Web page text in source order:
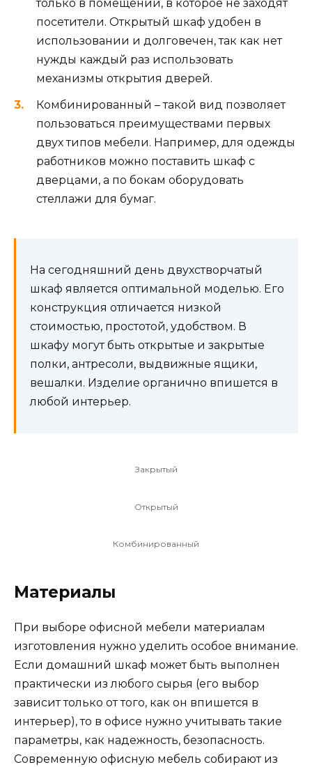
только в помещении, в которое не заходят
посетители. Открытый шкаф удобен в
использовании и долговечен, так как нет
нужды каждый раз использовать
механизмы открытия дверей.
Комбинированный – такой вид позволяет
пользоваться преимуществами первых
двух типов мебели. Например, для одежды
работников можно поставить шкаф с
дверцами, а по бокам оборудовать
стеллажи для бумаг.
На сегодняшний день двухстворчатый
шкаф является оптимальной моделью. Его
конструкция отличается низкой
стоимостью, простотой, удобством. В
шкафу могут быть открытые и закрытые
полки, антресоли, выдвижные ящики,
вешалки. Изделие органично впишется в
любой интерьер.
Закрытый
Открытый
Комбинированный
Материалы
При выборе офисной мебели материалам
изготовления нужно уделить особое внимание.
Если домашний шкаф может быть выполнен
практически из любого сырья (его выбор
зависит только от того, как он впишется в
интерьер), то в офисе нужно учитывать такие
параметры, как надежность, безопасность.
Современную офисную мебель собирают из